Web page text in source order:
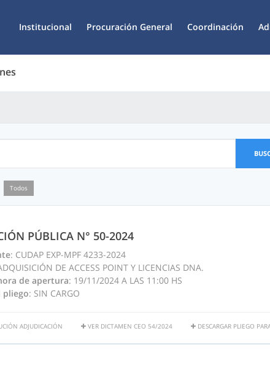
Institucional Procuración General Coordinación
Todos
PÚBLICA N° 50-2024
: CUDAP EXP-MPF 4233-2024
DE ACCESS POINT Y LICENCIAS DNA.
de apertura: 19/11/2024 A LAS 11:00 HS
pliego: SIN CARGO
ADJUDICACIÓN VER DICTAMEN CEO 54/2024 DESCARGAR PLIEGO